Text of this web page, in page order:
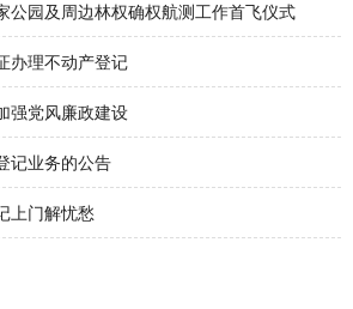
公园及周边林权确权航测工作首飞仪式
办理不动产登记
强党风廉政建设
记业务的公告
上门解忧愁